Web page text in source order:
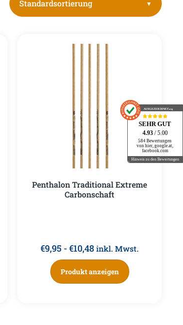
Penthalon Traditional Extreme
Carbonschaft
€9,95 -€10,48inkl. Mwst.
Produkt anzeigen
AUSGEZEICHNET.org
SEHR GUT
4.93 / 5.00
584 Bewertungen
von hier, google.at,
facebook.com
Hinweis zu den Bewertungen